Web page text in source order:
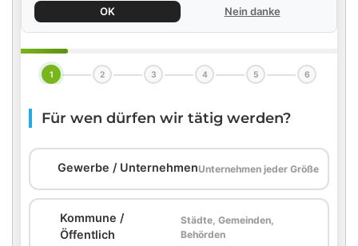
OK
Nein danke
1 2 3 4 5 6
Für wen dürfen wir tätig werden?
Gewerbe / UnternehmenUnternehmen jeder Größe
Kommune /
Öffentlich
Städte, Gemeinden,
Behörden